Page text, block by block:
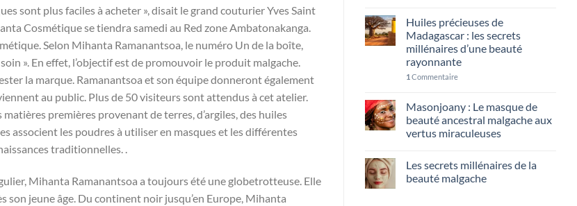
sont plus faciles à acheter », disait le grand couturier Yves Saint
Cosmétique se tiendra samedi au Red zone Ambatonakanga.
Selon Mihanta Ramanantsoa, le numéro Un de la boîte,
». En effet, l’objectif est de promouvoir le produit malgache.
la marque. Ramanantsoa et son équipe donneront également
au public. Plus de 50 visiteurs sont attendus à cet atelier.
premières provenant de terres, d’argiles, des huiles
associent les poudres à utiliser en masques et les différentes
traditionnelles. .
Mihanta Ramanantsoa a toujours été une globetrotteuse. Elle
son jeune âge. Du continent noir jusqu’en Europe, Mihanta
Huiles précieuses de
Madagascar : les secrets
millénaires d’une beauté
rayonnante
1 Commentaire
Masonjoany : Le masque de
beauté ancestral malgache aux
vertus miraculeuses
Les secrets millénaires de la
beauté malgache